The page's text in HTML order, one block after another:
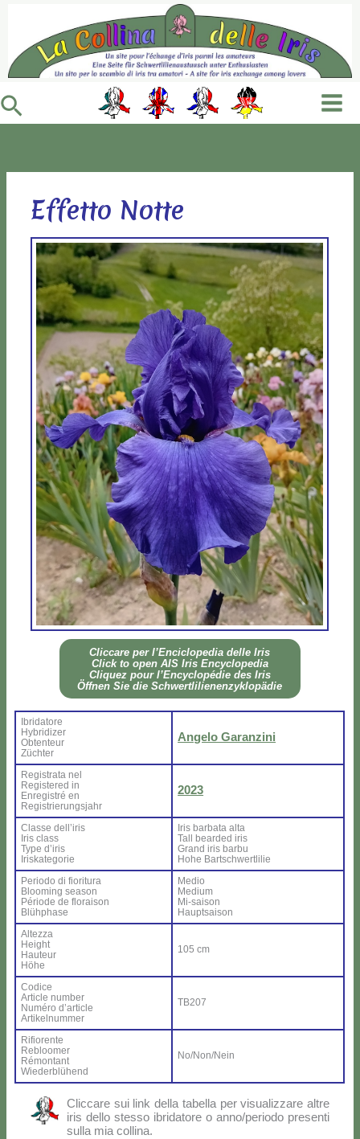
contenuto
Cerca
Effetto Notte
Clic­ca­re per l’En­ci­clo­pe­dia del­le Iris
Click to open AIS Iris En­cy­clo­pe­dia
Cli­quez pour l’En­cy­clo­pé­die des Iris
Öff­nen Sie die Sch­wer­tli­lie­nen­zy­klo­pä­die
Ibri­da­to­re
Hy­bri­di­zer
Ob­ten­teur
Zü­ch­ter
An­ge­lo Ga­ran­zi­ni
Re­gi­stra­ta nel
Re­gi­ste­red in
En­re­gi­stré en
Re­gi­strie­rung­sjahr
2023
Clas­se del­l’i­ris
Iris class
Ty­pe d’i­ris
Iri­ska­te­go­rie
Iris bar­ba­ta al­ta
Tall bear­ded iris
Grand iris bar­bu
Ho­he Bar­ts­ch­wer­tli­lie
Pe­rio­do di fio­ri­tu­ra
Bloo­ming sea­son
Pé­rio­de de flo­rai­son
Blü­h­pha­se
Me­dio
Me­dium
Mi-sai­son
Haup­tsai­son
Al­tez­za
Height
Hau­teur
Hö­he
105 cm
Co­di­ce
Ar­ti­cle num­ber
Nu­mé­ro d’ar­ti­cle
Ar­ti­kel­num­mer
TB207
Ri­fio­ren­te
Re­bloo­mer
Ré­mon­tant
Wie­der­blü­hend
No/Non/Nein
Clic­ca­re sui link del­la ta­bel­la per vi­sua­liz­za­re al­tre
iris del­lo stes­so ibri­da­to­re o anno/periodo pre­sen­ti
sul­la mia col­li­na.